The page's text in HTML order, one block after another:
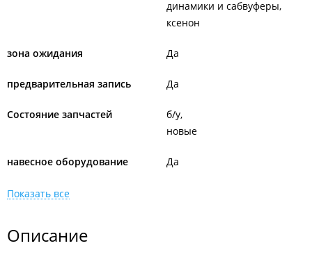
динамики и сабвуферы
ксенон
зона ожидания Да
предварительная запись Да
Состояние запчастей
б/у
новые
навесное оборудование Да
Показать все
Описание